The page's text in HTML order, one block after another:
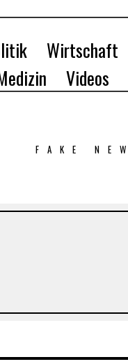
Wirtschaft
Videos
FAKE